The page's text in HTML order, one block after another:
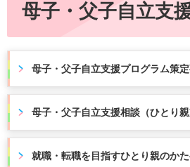
母子・父子自立支
母子・父子自立支援プログラム策
母子・父子自立支援相談（ひとり親
就職・転職を目指すひとり親のか